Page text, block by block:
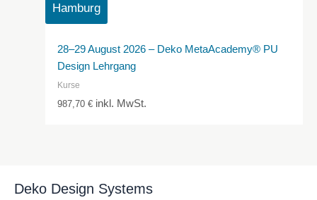
Hamburg
28–29 August 2026 – Deko MetaAcademy® PU
Design Lehrgang
Kurse
987,70€ inkl. MwSt.
Deko Design Systems